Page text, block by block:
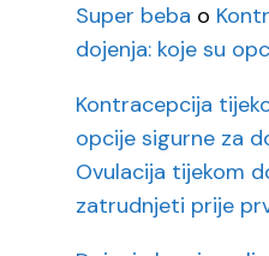
Super beba o
dojenja: koje su
Kontracepcija
opcije sigurne za
Ovulacija tijekom
zatrudnjeti prije